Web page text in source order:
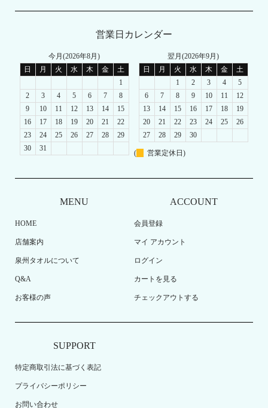
営業日カレンダー
今月(2026年8月)
日
月 火 水 木 金
土
1
2
3 4 5 6 7
8
9
10 11 12 13 14
15
16
17 18 19 20 21
22
23
24 25 26 27 28
29
30
31
翌月(2026年9月)
日
月 火 水 木 金
土
1
2 3 4
5
6
7 8 9 10 11
12
13
14 15 16 17 18
19
20
21 22 23 24 25
26
27
28 29 30
( 営業定休日)
MENU
HOME
店舗案内
泉州タオルについて
Q&A
お客様の声
ACCOUNT
会員登録
マイ アカウント
ログイン
カートを見る
チェックアウトする
SUPPORT
特定商取引法に基づく表記
プライバシーポリシー
お問い合わせ